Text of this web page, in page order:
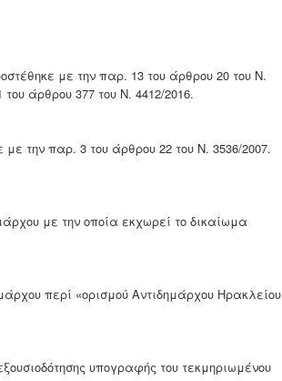
με την παρ. 13 του άρθρου 20 του Ν.
άρθρου 377 του Ν. 4412/2016.
την παρ. 3 του άρθρου 22 του Ν. 3536/2007.
με την οποία εκχωρεί το δικαίωμα
περί «ορισμού Αντιδημάρχου Ηρακλείου
υπογραφής του τεκμηριωμένου